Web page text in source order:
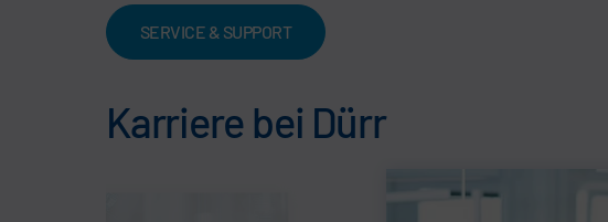
SERVICE & SUPPORT
Karriere bei Dürr